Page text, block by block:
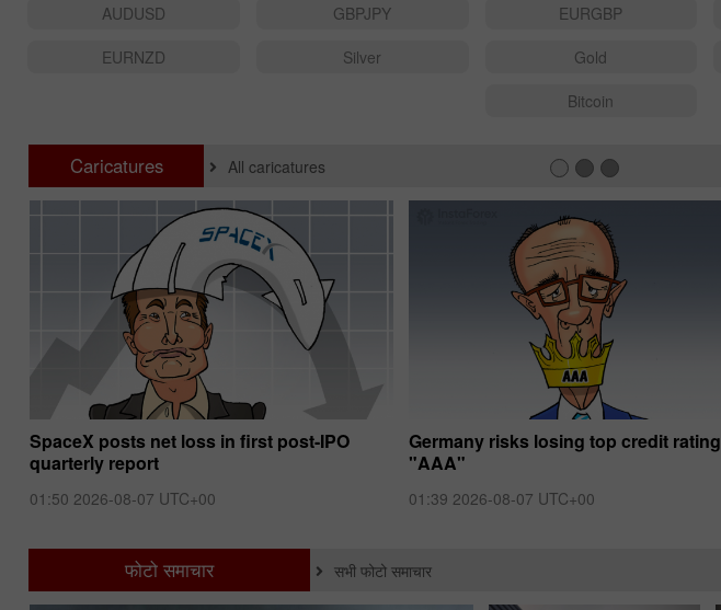
AUDUSD
GBPJPY EURGBP
EURNZD
Silver Gold
Bitcoin
Caricatures All caricatures
SpaceX posts net loss in first post-IPO
quarterly report
01:50 2026-08-07 UTC+00
Germany risks losing top credit rating
"AAA"
01:39 2026-08-07 UTC+00
फोटो समाचार सभी फोटो समाचार